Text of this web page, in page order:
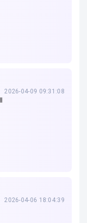
2026-04-09 09:31:08
2026-04-06 18:04:39